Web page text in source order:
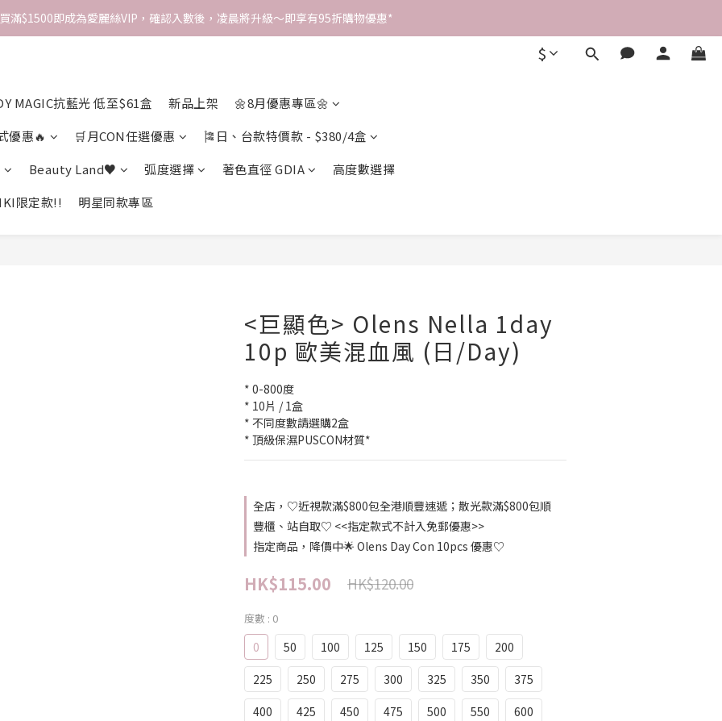
滿$1500即成為愛麗絲VIP，確認入數後，凌晨將升級～即享有95折購物優惠*
$
MAGIC抗藍光 低至$61盒 新品上架
🌼8月優惠專區🌼
優惠🔥
🛒月CON任選優惠
🎏日、台款特價款 - $380/4盒
Beauty Land♥ 弧度選擇 著色直徑 GDIA
高度數選擇
限定款!!
明星同款專區
<巨顯色> Olens Nella 1day
10p 歐美混血風 (日/Day)
* 0-800度
* 10片 / 1盒
* 不同度數請選購2盒
* 頂級保濕PUSCON材質*
全店，♡近視款滿$800包全港順豐速遞；散光款滿$800包順
豐櫃、站自取♡ <<指定款式不計入免郵優惠>>
指定商品，降價中🌟 Olens Day Con 10pcs 優惠♡
HK$115.00 HK$120.00
度數 : 0
0 50 100 125 150 175
200
225
250 275 300 325 350
375
400
425 450 475 500 550
600